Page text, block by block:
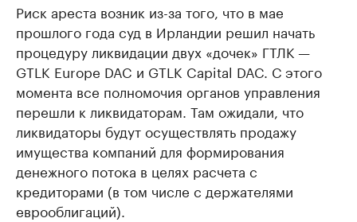
Риск ареста возник из-за того, что в мае
прошлого года суд в Ирландии решил начать
процедуру ликвидации двух «дочек» ГТЛК —
GTLK Europe DAC и GTLK Capital DAC. С этого
момента все полномочия органов управления
перешли к ликвидаторам. Там ожидали, что
ликвидаторы будут осуществлять продажу
имущества компаний для формирования
денежного потока в целях расчета с
кредиторами (в том числе с держателями
еврооблигаций).